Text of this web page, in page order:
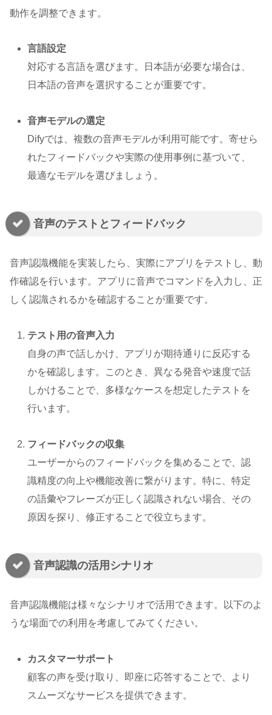
動作を調整できます。
言語設定
対応する言語を選びます。日本語が必要な場合は、
日本語の音声を選択することが重要です。
音声モデルの選定
Difyでは、複数の音声モデルが利用可能です。寄せら
れたフィードバックや実際の使用事例に基づいて、
最適なモデルを選びましょう。
音声のテストとフィードバック
音声認識機能を実装したら、実際にアプリをテストし、動
作確認を行います。アプリに音声でコマンドを入力し、正
しく認識されるかを確認することが重要です。
テスト用の音声入力
自身の声で話しかけ、アプリが期待通りに反応する
かを確認します。このとき、異なる発音や速度で話
しかけることで、多様なケースを想定したテストを
行います。
フィードバックの収集
ユーザーからのフィードバックを集めることで、認
識精度の向上や機能改善に繋がります。特に、特定
の語彙やフレーズが正しく認識されない場合、その
原因を探り、修正することで役立ちます。
音声認識の活用シナリオ
音声認識機能は様々なシナリオで活用できます。以下のよ
うな場面での利用を考慮してみてください。
カスタマーサポート
顧客の声を受け取り、即座に応答することで、より
スムーズなサービスを提供できます。